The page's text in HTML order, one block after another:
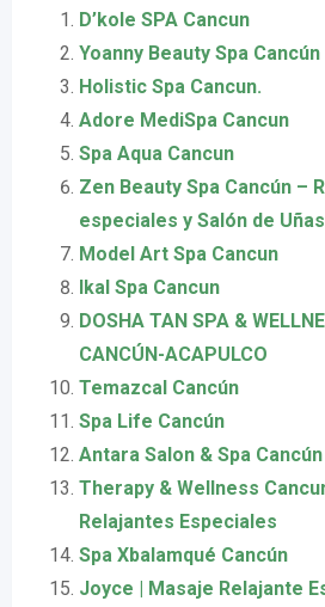
D’kole SPA Cancun
Yoanny Beauty Spa Cancún
Holistic Spa Cancun.
Adore MediSpa Cancun
Spa Aqua Cancun
Zen Beauty Spa Cancún –
especiales y Salón de Uñas
Model Art Spa Cancun
Ikal Spa Cancun
DOSHA TAN SPA &
CANCÚN-ACAPULCO
Temazcal Cancún
Spa Life Cancún
Antara Salon & Spa Cancún
Therapy & Wellness
Relajantes Especiales
Spa Xbalamqué Cancún
Joyce | Masaje Relajante